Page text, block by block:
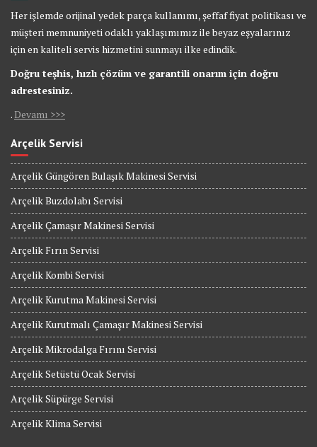
Her işlemde orijinal yedek parça kullanımı, şeffaf fiyat politikası ve
müşteri memnuniyeti odaklı yaklaşımımız ile beyaz eşyalarınız
için en kaliteli servis hizmetini sunmayı ilke edindik.
Doğru teşhis, hızlı çözüm ve garantili onarım için doğru
adrestesiniz.
. Devamı >>>
Arçelik Servisi
Arçelik Güngören Bulaşık Makinesi Servisi
Arçelik Buzdolabı Servisi
Arçelik Çamaşır Makinesi Servisi
Arçelik Fırın Servisi
Arçelik Kombi Servisi
Arçelik Kurutma Makinesi Servisi
Arçelik Kurutmalı Çamaşır Makinesi Servisi
Arçelik Mikrodalga Fırını Servisi
Arçelik Setüstü Ocak Servisi
Arçelik Süpürge Servisi
Arçelik Klima Servisi